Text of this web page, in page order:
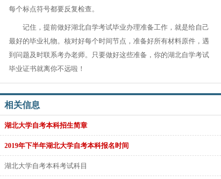
每个标点符号都要反复检查。
记住，提前做好湖北自学考试毕业办理准备工作，就是给自己
最好的毕业礼物。核对好每个时间节点，准备好所有材料原件，遇
到问题及时联系考办老师。只要做好这些准备，你的湖北自学考试
毕业证书就离你不远啦！
相关信息
湖北大学自考本科招生简章
2019年下半年湖北大学自考本科报名时间
湖北大学自考本科考试科目